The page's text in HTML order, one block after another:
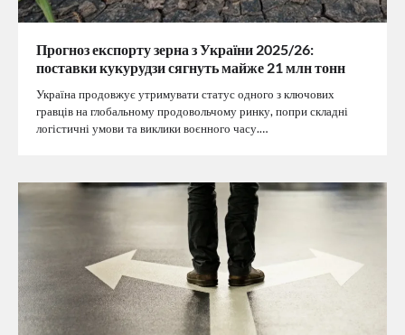
Прогноз експорту зерна з України 2025/26:
поставки кукурудзи сягнуть майже 21 млн тонн
Україна продовжує утримувати статус одного з ключових
гравців на глобальному продовольчому ринку, попри складні
логістичні умови та виклики воєнного часу.…